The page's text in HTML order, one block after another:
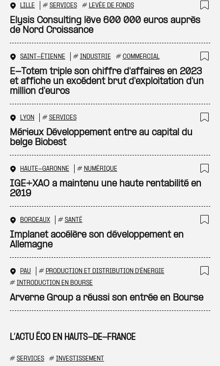
L’ACTU ÉCO EN HAUTS-DE-FRANCE
# SERVICES # INVESTISSEMENT
LILLE # SERVICES # LEVÉE DE FONDS
Elysis Consulting lève 600 000 euros auprès
de Nord Croissance
SAINT-ÉTIENNE # INDUSTRIE # COMMERCIAL
E-Totem triple son chiffre d'affaires en 2023
et affiche un excédent brut d'exploitation d'un
million d'euros
LYON # SERVICES
Mérieux Développement entre au capital du
belge Biobest
HAUTE-GARONNE # NUMÉRIQUE
IGE+XAO a maintenu une haute rentabilité en
2019
BORDEAUX # SANTÉ
Implanet accélère son développement en
Allemagne
PAU # PRODUCTION ET DISTRIBUTION D'ÉNERGIE
# INTRODUCTION EN BOURSE
Arverne Group a réussi son entrée en Bourse